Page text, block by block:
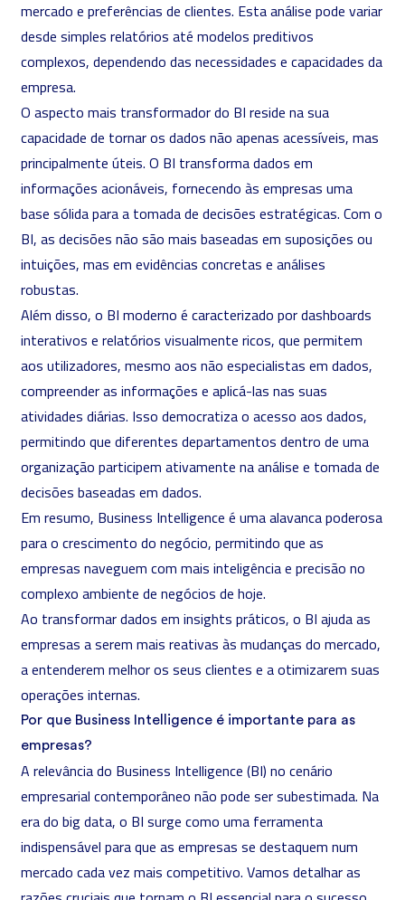
mercado e preferências de clientes. Esta análise pode variar
desde simples relatórios até modelos preditivos
complexos, dependendo das necessidades e capacidades da
empresa.
O aspecto mais transformador do BI reside na sua
capacidade de tornar os dados não apenas acessíveis, mas
principalmente úteis. O BI transforma dados em
informações acionáveis, fornecendo às empresas uma
base sólida para a tomada de decisões estratégicas. Com o
BI, as decisões não são mais baseadas em suposições ou
intuições, mas em evidências concretas e análises
robustas.
Além disso, o BI moderno é caracterizado por dashboards
interativos e relatórios visualmente ricos, que permitem
aos utilizadores, mesmo aos não especialistas em dados,
compreender as informações e aplicá-las nas suas
atividades diárias. Isso democratiza o acesso aos dados,
permitindo que diferentes departamentos dentro de uma
organização participem ativamente na análise e tomada de
decisões baseadas em dados.
Em resumo, Business Intelligence é uma alavanca poderosa
para o crescimento do negócio, permitindo que as
empresas naveguem com mais inteligência e precisão no
complexo ambiente de negócios de hoje.
Ao transformar dados em insights práticos, o BI ajuda as
empresas a serem mais reativas às mudanças do mercado,
a entenderem melhor os seus clientes e a otimizarem suas
operações internas.
Por que Business Intelligence é importante para as
empresas?
A relevância do Business Intelligence (BI) no cenário
empresarial contemporâneo não pode ser subestimada. Na
era do big data, o BI surge como uma ferramenta
indispensável para que as empresas se destaquem num
mercado cada vez mais competitivo. Vamos detalhar as